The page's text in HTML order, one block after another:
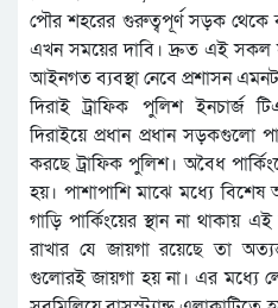
পৌর শহরের গুরুত্বপূর্ণ সড়ক থেকে
এখন সময়ের দাবি। দ্রুত এই সকল
আইনগত ব্যবস্থা নেবে প্রশাসন
দিরাই ট্রাফিক পুলিশ ইনচার্জ
দিরাইয়ে প্রধান প্রধান সড়কগুলো
করছে ট্রাফিক পুলিশ। অবৈধ
হয়। পাশাপাশি মাঝে মধ্যে বিশেষ
গাড়ি পার্কিংয়ের স্থান না থাকায়
রাখার যে জায়গা রয়েছে তা
গুলোরই জায়গা হয় না। এর মধ্যে